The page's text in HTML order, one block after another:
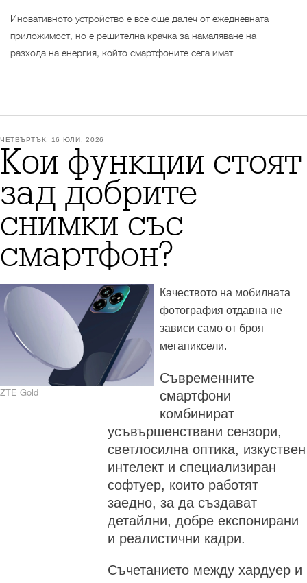
Иновативното устройство е все още далеч от ежедневната
приложимост, но е решителна крачка за намаляване на
разхода на енергия, който смартфоните сега имат
ЧЕТВЪРТЪК, 16 ЮЛИ, 2026
Кои функции стоят
зад добрите
снимки със
смартфон?
ZTE Gold
Качеството на мобилната
фотография отдавна не
зависи само от броя
мегапиксели.
Съвременните
смартфони
комбинират
усъвършенствани сензори,
светлосилна оптика, изкуствен
интелект и специализиран
софтуер, които работят
заедно, за да създават
детайлни, добре експонирани
и реалистични кадри.
Съчетанието между хардуер и